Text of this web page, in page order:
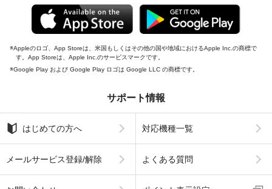
Appleのロゴ、App Storeは、米国もしくはその他の国や地域におけるApple Inc.の商標で
す。App Storeは、Apple Inc.のサービスマークです。
Google Play および Google Play ロゴは Google LLC の商標です。
サポート情報
はじめての方へ 対応機種一覧
メールサービス登録/解除 よくある質問